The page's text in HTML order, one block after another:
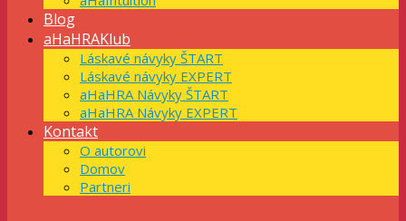
Blog
aHaHRAKlub
Láskavé návyky ŠTART
Láskavé návyky EXPERT
aHaHRA Návyky ŠTART
aHaHRA Návyky EXPERT
Kontakt
O autorovi
Domov
Partneri